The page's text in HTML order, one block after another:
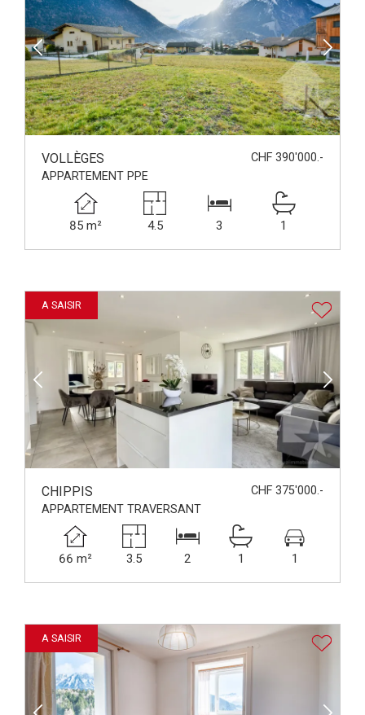
VOLLÈGES
CHF 390'000.-
APPARTEMENT PPE
85 m² 4.5 3 1
A SAISIR
CHIPPIS
CHF 375'000.-
APPARTEMENT TRAVERSANT
66 m² 3.5 2 1 1
A SAISIR